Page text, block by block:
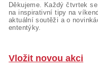
Děkujeme. Každý čtvrtek
na inspirativní tipy na
aktuální soutěži a o
ententýky.
Vložit novou akci